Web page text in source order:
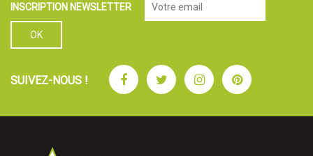
INSCRIPTION NEWSLETTER
SUIVEZ-NOUS ! FacebookTwitterInstagramPinterest